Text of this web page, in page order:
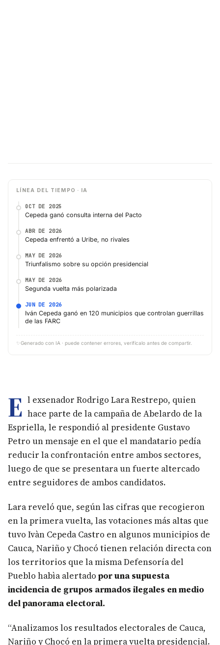
LÍNEA DEL TIEMPO · IA
OCT DE 2025
Cepeda ganó consulta interna del Pacto
ABR DE 2026
Cepeda enfrentó a Uribe, no rivales
MAY DE 2026
Triunfalismo sobre su opción presidencial
MAY DE 2026
Segunda vuelta más polarizada
JUN DE 2026
Iván Cepeda ganó en 120 municipios que controlan guerrillas
de las FARC
✨ Generado con IA · puede contener errores, verifícalo antes de compartir.
E l exsenador Rodrigo Lara Restrepo, quien
hace parte de la campaña de Abelardo de la
Espriella, le respondió al presidente Gustavo
Petro un mensaje en el que el mandatario pedía
reducir la confrontación entre ambos sectores,
luego de que se presentara un fuerte altercado
entre seguidores de ambos candidatos.
Lara reveló que, según las cifras que recogieron
en la primera vuelta, las votaciones más altas que
tuvo Ivàn Cepeda Castro en algunos municipios de
Cauca, Nariño y Chocó tienen relación directa con
los territorios que la misma Defensoría del
Pueblo habìa alertado por una supuesta
incidencia de grupos armados ilegales en medio
del panorama electoral.
“Analizamos los resultados electorales de Cauca,
Nariño y Chocó en la primera vuelta presidencial.